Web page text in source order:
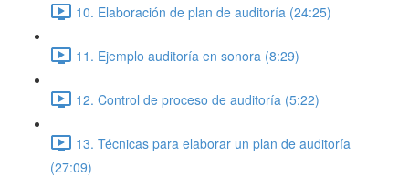
10. Elaboración de plan de auditoría (24:25)
11. Ejemplo auditoría en sonora (8:29)
12. Control de proceso de auditoría (5:22)
13. Técnicas para elaborar un plan de auditoría
(27:09)